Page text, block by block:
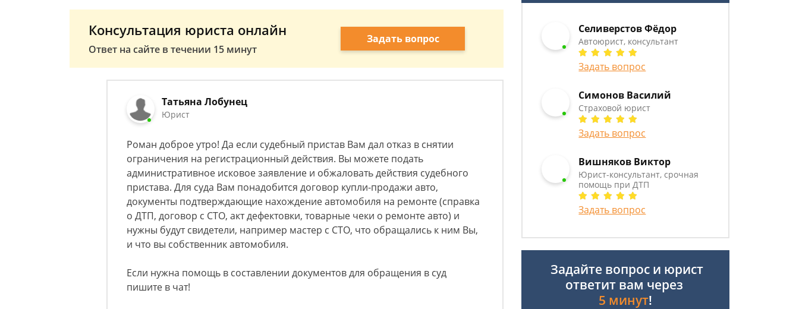
Консультация юриста онлайн
Ответ на сайте в течении 15 минут
Задать вопрос
Татьяна Лобунец
Юрист
Роман доброе утро! Да если судебный пристав Вам дал отказ в снятии
ограничения на регистрационный действия. Вы можете подать
административное исковое заявление и обжаловать действия судебного
пристава. Для суда Вам понадобится договор купли-продажи авто,
документы подтверждающие нахождение автомобиля на ремонте (справка
о ДТП, договор с СТО, акт дефектовки, товарные чеки о ремонте авто) и
нужны будут свидетели, например мастер с СТО, что обращались к ним Вы,
и что вы собственник автомобиля.
Если нужна помощь в составлении документов для обращения в суд
пишите в чат!
Селиверстов Фёдор
Автоюрист, консультант
Задать вопрос
Симонов Василий
Страховой юрист
Задать вопрос
Вишняков Виктор
Юрист-консультант, срочная
помощь при ДТП
Задать вопрос
Задайте вопрос и юрист
ответит вам через
5 минут!